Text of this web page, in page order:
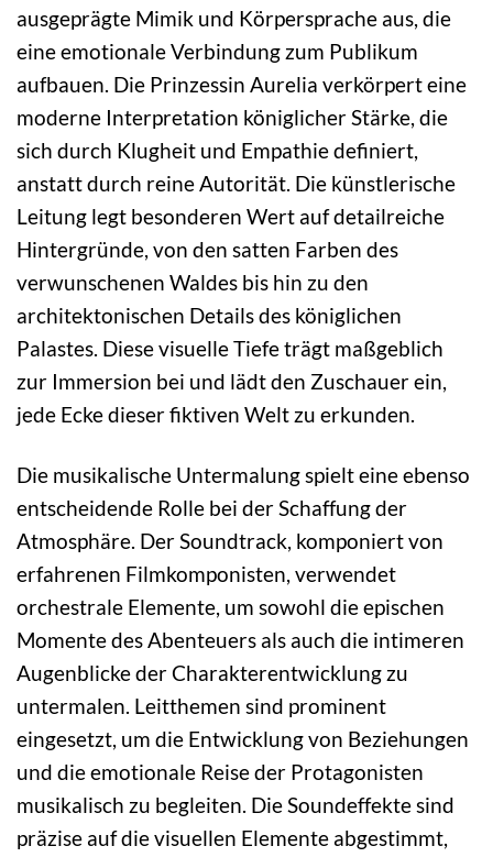
ausgeprägte Mimik und Körpersprache aus, die
eine emotionale Verbindung zum Publikum
aufbauen. Die Prinzessin Aurelia verkörpert eine
moderne Interpretation königlicher Stärke, die
sich durch Klugheit und Empathie definiert,
anstatt durch reine Autorität. Die künstlerische
Leitung legt besonderen Wert auf detailreiche
Hintergründe, von den satten Farben des
verwunschenen Waldes bis hin zu den
architektonischen Details des königlichen
Palastes. Diese visuelle Tiefe trägt maßgeblich
zur Immersion bei und lädt den Zuschauer ein,
jede Ecke dieser fiktiven Welt zu erkunden.
Die musikalische Untermalung spielt eine ebenso
entscheidende Rolle bei der Schaffung der
Atmosphäre. Der Soundtrack, komponiert von
erfahrenen Filmkomponisten, verwendet
orchestrale Elemente, um sowohl die epischen
Momente des Abenteuers als auch die intimeren
Augenblicke der Charakterentwicklung zu
untermalen. Leitthemen sind prominent
eingesetzt, um die Entwicklung von Beziehungen
und die emotionale Reise der Protagonisten
musikalisch zu begleiten. Die Soundeffekte sind
präzise auf die visuellen Elemente abgestimmt,